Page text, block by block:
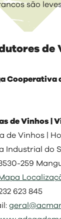
são
de
Cooperativa
de Vinhos |
de Vinhos |
Industrial do
259
623 845